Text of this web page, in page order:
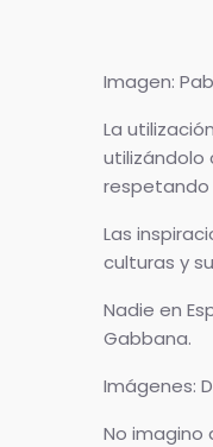
Imagen:
La
utilizándolo
respetando
Las
culturas y
Nadie en
Gabbana.
Imágenes:
No imagino